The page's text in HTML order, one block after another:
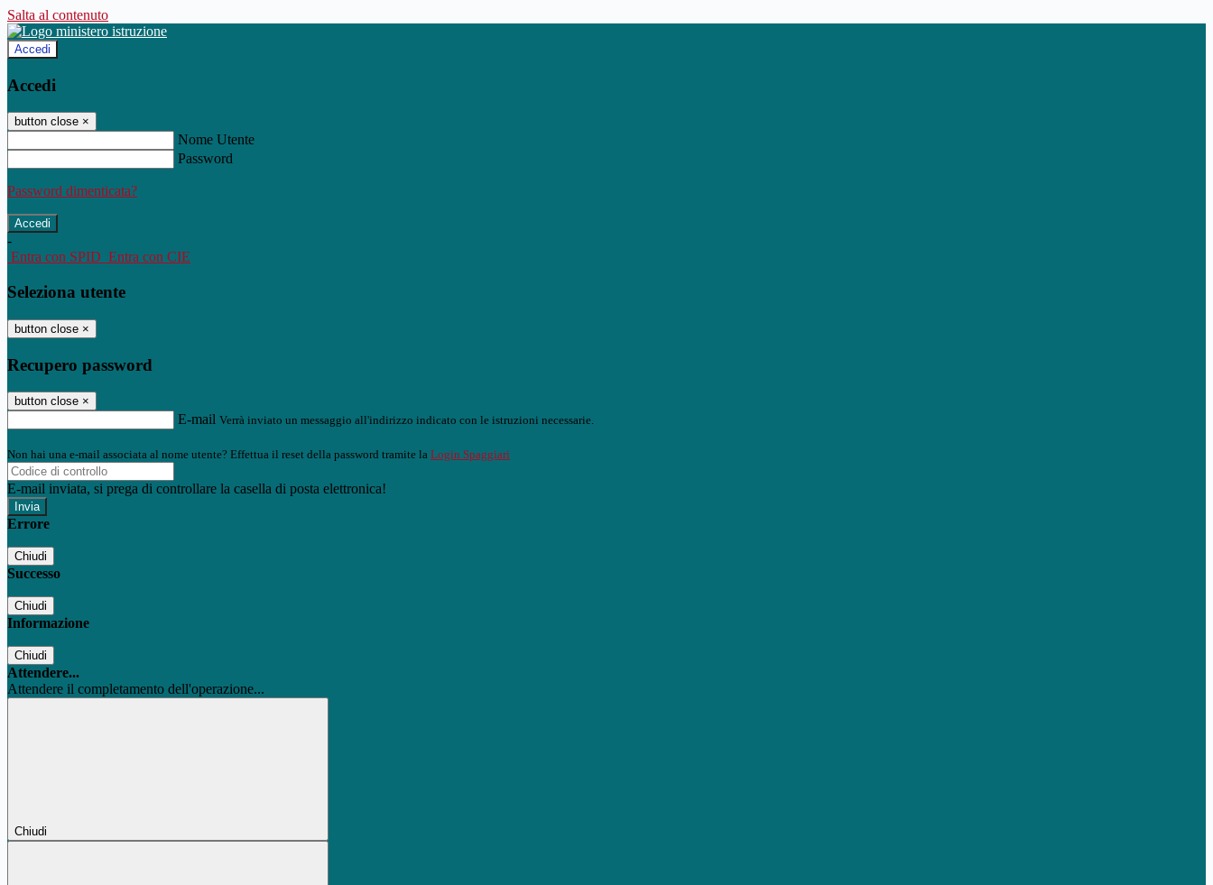
Salta al contenuto
Accedi
Accedi
button close ×
Nome Utente
Password
Password dimenticata?
-
Entra con SPID Entra con CIE
Seleziona utente
button close ×
Recupero password
button close ×
E-mail Verrà inviato un messaggio all'indirizzo indicato con le istruzioni necessarie.
Non hai una e-mail associata al nome utente? Effettua il reset della password tramite la Login Spaggiari
E-mail inviata, si prega di controllare la casella di posta elettronica!
Errore
Chiudi
Successo
Chiudi
Informazione
Chiudi
Attendere...
Attendere il completamento dell'operazione...
Chiudi